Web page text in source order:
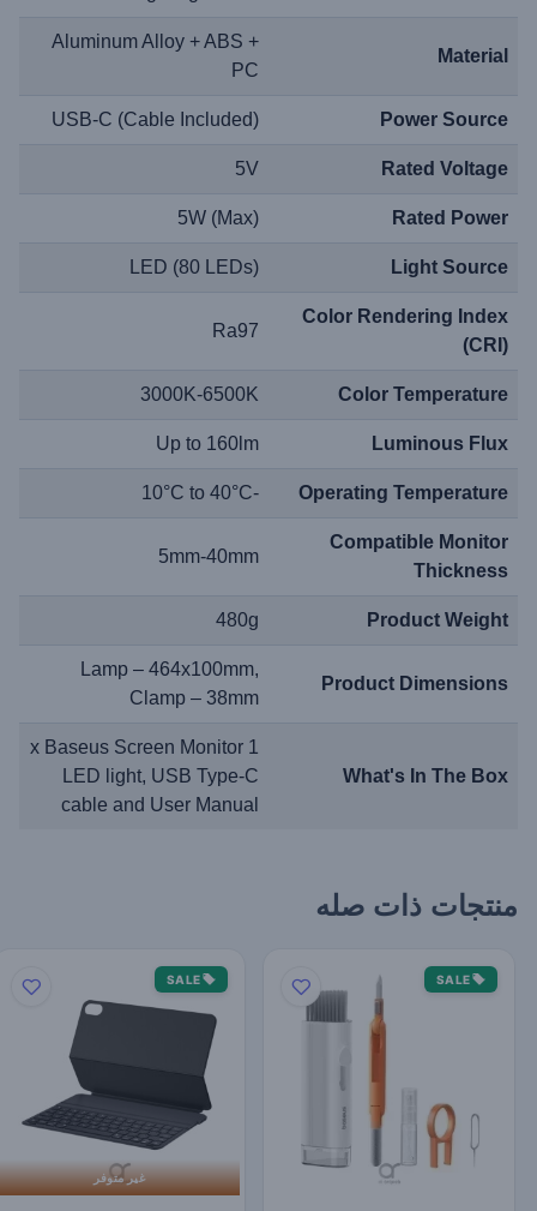
Material
Aluminum Alloy + ABS +
PC
Power Source
USB-C (Cable Included)
Rated Voltage
5V
Rated Power
5W (Max)
Light Source
LED (80 LEDs)
Color Rendering Index
(CRI)
Ra97
Color Temperature
3000K-6500K
Luminous Flux
Up to 160lm
Operating Temperature
-10°C to 40°C
Compatible Monitor
Thickness
5mm-40mm
Product Weight
480g
Product Dimensions
Lamp – 464x100mm,
Clamp – 38mm
What's In The Box
1 x Baseus Screen Monitor
LED light, USB Type-C
cable and User Manual
منتجات ذات صله
SALE
SALE
غير متوفر